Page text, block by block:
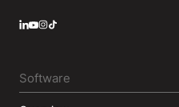
Software
LinkedIn
YouTube
Instagram